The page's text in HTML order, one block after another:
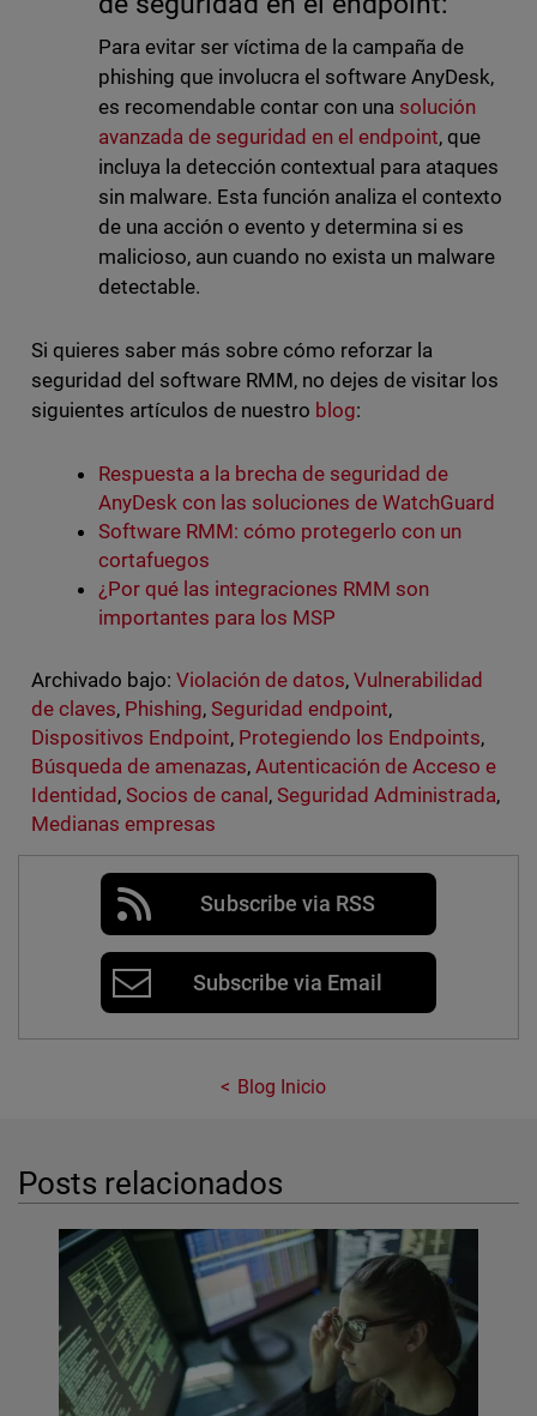
Para evitar ser víctima de la campaña de
phishing que involucra el software AnyDesk,
es recomendable contar con una solución
avanzada de seguridad en el endpoint, que
incluya la detección contextual para ataques
sin malware. Esta función analiza el contexto
de una acción o evento y determina si es
malicioso, aun cuando no exista un malware
detectable.
Si quieres saber más sobre cómo reforzar la
seguridad del software RMM, no dejes de visitar los
siguientes artículos de nuestro blog:
Respuesta a la brecha de seguridad de
AnyDesk con las soluciones de WatchGuard
Software RMM: cómo protegerlo con un
cortafuegos
¿Por qué las integraciones RMM son
importantes para los MSP
Archivado bajo: Violación de datos,Vulnerabilidad
de claves, Phishing, Seguridad endpoint,
Dispositivos Endpoint, Protegiendo los Endpoints,
Búsqueda de amenazas, Autenticación de Acceso e
Identidad , Socios de canal , Seguridad Administrada,
Medianas empresas
Subscribe via RSS
Subscribe via Email
Blog Inicio
Posts relacionados